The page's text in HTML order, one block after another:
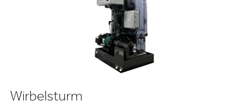
Wirbelsturm